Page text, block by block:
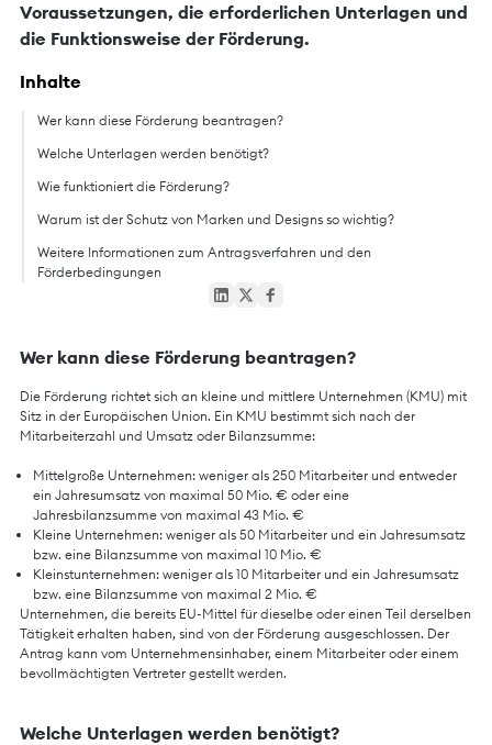
Voraussetzungen, die erforderlichen Unterlagen und
die Funktionsweise der Förderung.
Inhalte
Wer kann diese Förderung beantragen?
Welche Unterlagen werden benötigt?
Wie funktioniert die Förderung?
Warum ist der Schutz von Marken und Designs so wichtig?
Weitere Informationen zum Antragsverfahren und den
Förderbedingungen
Wer kann diese Förderung beantragen?
Die Förderung richtet sich an kleine und mittlere Unternehmen (KMU) mit
Sitz in der Europäischen Union. Ein KMU bestimmt sich nach der
Mitarbeiterzahl und Umsatz oder Bilanzsumme:
Mittelgroße Unternehmen: weniger als 250 Mitarbeiter und entweder
ein Jahresumsatz von maximal 50 Mio. € oder eine
Jahresbilanzsumme von maximal 43 Mio. €
Kleine Unternehmen: weniger als 50 Mitarbeiter und ein Jahresumsatz
bzw. eine Bilanzsumme von maximal 10 Mio. €
Kleinstunternehmen: weniger als 10 Mitarbeiter und ein Jahresumsatz
bzw. eine Bilanzsumme von maximal 2 Mio. €
Unternehmen, die bereits EU-Mittel für dieselbe oder einen Teil derselben
Tätigkeit erhalten haben, sind von der Förderung ausgeschlossen. Der
Antrag kann vom Unternehmensinhaber, einem Mitarbeiter oder einem
bevollmächtigten Vertreter gestellt werden.
Welche Unterlagen werden benötigt?